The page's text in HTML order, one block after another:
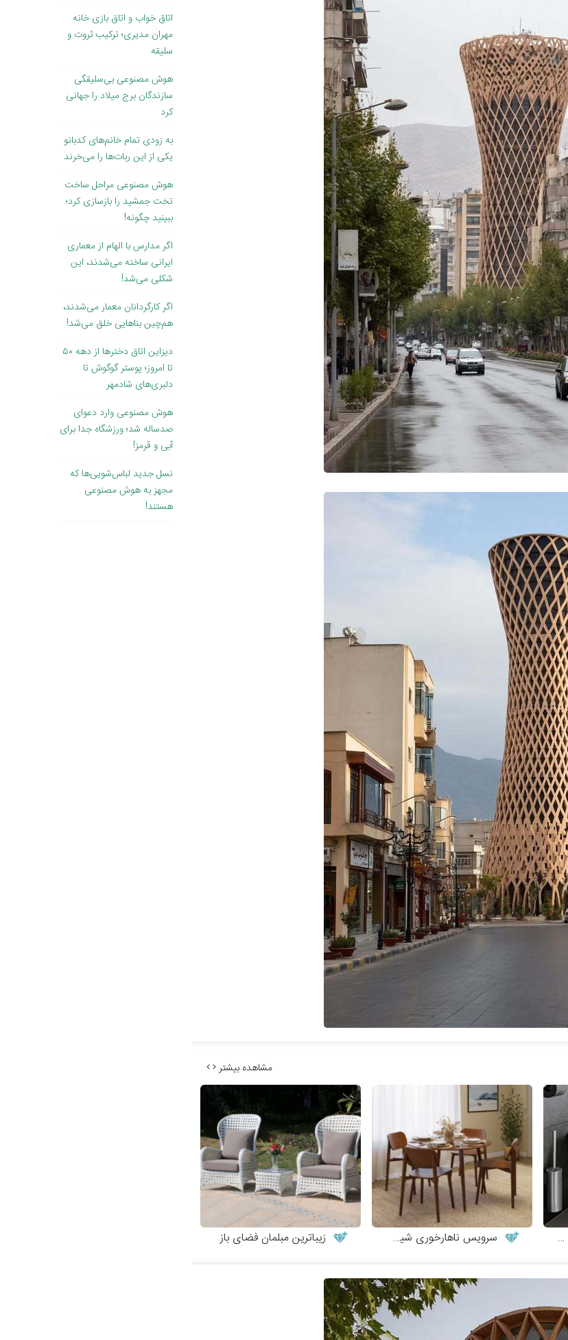
مشاهده بیشتر
سرویس ناهارخوری شیک و مینیمال زیباترین مبلمان فضای باز
اتاق خواب و اتاق بازی خانه
مهران مدیری؛ ترکیب ثروت و
سلیقه
هوش مصنوعی بی‌سلیقگی
سازندگان برج میلاد را جهانی
کرد
به زودی تمام خانم‌های کدبانو
یکی از این ربات‌ها را می‌خرند
هوش مصنوعی مراحل ساخت
تخت جمشید را بازسازی کرد؛
ببینید چگونه!
اگر مدارس با الهام از معماری
ایرانی ساخته می‌شدند، این
شکلی می‌شد!
اگر کارگردانان معمار می‌شدند،
هم‌چین بناهایی خلق می‌شد!
دیزاین اتاق دخترها از دهه ۵۰
تا امروز؛ پوستر گوگوش تا
دلبری‌های شادمهر
هوش مصنوعی وارد دعوای
صدساله شد؛ ورزشگاه جدا برای
آبی و قرمز!
نسل جدید لباس‌شویی‌ها که
مجهز به هوش مصنوعی
هستند!